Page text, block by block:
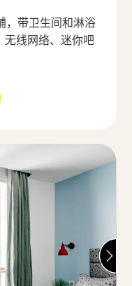
，带卫生间和淋浴
无线网络、迷你吧